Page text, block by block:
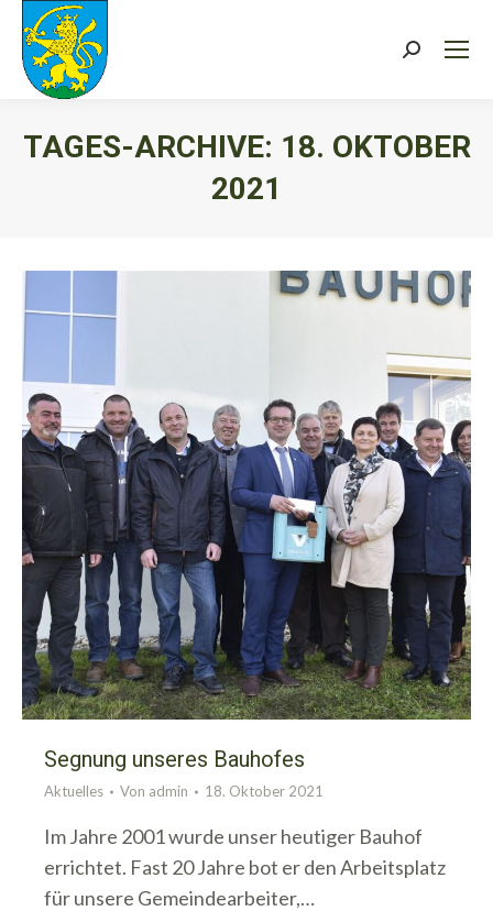
Search:
TAGES-ARCHIVE: 18. OKTOBER
2021
Segnung unseres Bauhofes
Aktuelles Von admin 18. Oktober 2021
Im Jahre 2001 wurde unser heutiger Bauhof
errichtet. Fast 20 Jahre bot er den Arbeitsplatz
für unsere Gemeindearbeiter,…